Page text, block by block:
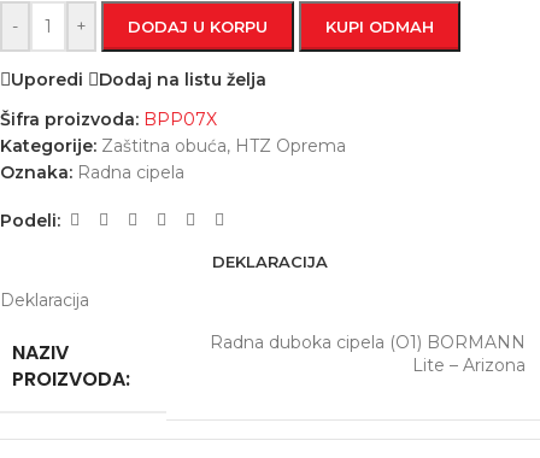
- + DODAJ U KORPU KUPI ODMAH
Uporedi
Dodaj na listu želja
Šifra proizvoda: BPP07X
Kategorije: Zaštitna obuća, HTZ Oprema
Oznaka: Radna cipela
Podeli:
DEKLARACIJA
Deklaracija
NAZIV
PROIZVODA:
Radna duboka cipela (О1) BORMANN
Lite – Arizona